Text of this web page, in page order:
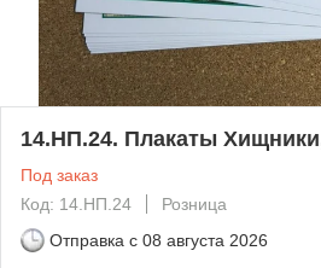
14.НП.24. Плакаты
Под заказ
Код: 14.НП.24
Розница
Отправка с 08 августа 2026